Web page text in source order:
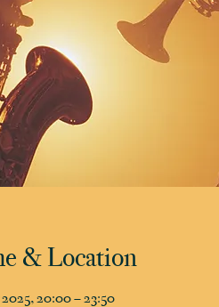
& Location
2025, 20:00 – 23:50